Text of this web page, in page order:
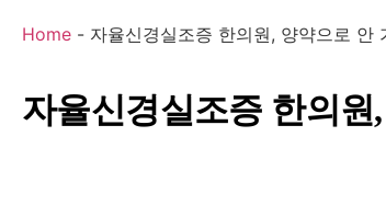
Home - 자율신경실조증 한의원, 양약으로 안
자율신경실조증 한의